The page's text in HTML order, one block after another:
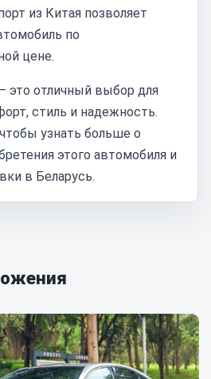
из Китая позволяет
по
цене.
это отличный выбор для
стиль и надежность.
узнать больше о
этого автомобиля и
в Беларусь.